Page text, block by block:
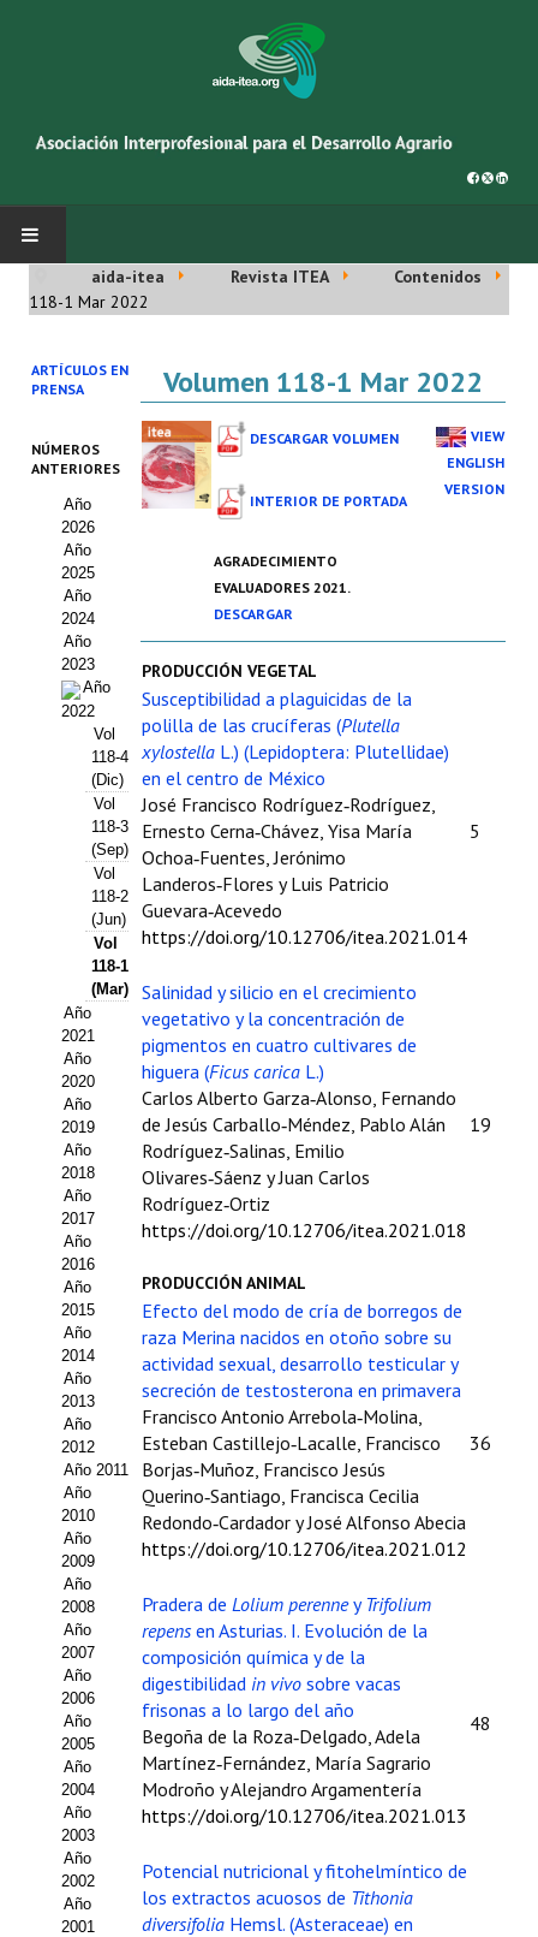
INICIO
Asociación AIDA
Cincuentenario AIDA
Organigrama
Estatutos
Hacerse socio
Noticias
Galería de Fotos
Web AIDA 2.0
REVISTA ITEA
Presentación ITEA
Equipo Editorial
Leer revista ITEA
Directrices para autores/as
Políticas Editoriales
Propuesta Volumen Especial
Sello Calidad FECYT
Premio Prensa Agraria
Buscador de Artículos
JORNADAS AIDA
Presentación Jornadas
Comunicaciones
Jornadas PAM 2026
Premio Jóvenes Investigadores
Buscador de Comunicaciones
Buscador de Comunicaciones
CONTACTO
BUSCADOR
aida-itea Revista ITEA
Contenidos
118-1 Mar 2022
ARTÍCULOS EN
PRENSA
NÚMEROS
ANTERIORES
Año
2026
Año
2025
Año
2024
Año
2023
Año
2022
Vol
118-4
(Dic)
Vol
118-3
(Sep)
Vol
118-2
(Jun)
Vol
118-1
(Mar)
Año
2021
Año
2020
Año
2019
Año
2018
Año
2017
Año
2016
Año
2015
Año
2014
Año
2013
Año
2012
Año 2011
Año
2010
Año
2009
Año
2008
Año
2007
Año
2006
Año
2005
Año
2004
Año
2003
Año
2002
Año
2001
Volumen 118-1 Mar 2022
DESCARGAR VOLUMEN
INTERIOR DE PORTADA
AGRADECIMIENTO
EVALUADORES 2021.
DESCARGAR
VIEW
ENGLISH
VERSION
PRODUCCIÓN VEGETAL
Susceptibilidad a plaguicidas de la
polilla de las crucíferas (Plutella
xylostella L.) (Lepidoptera: Plutellidae)
en el centro de México
José Francisco Rodríguez‑Rodríguez,
Ernesto Cerna‑Chávez, Yisa María
Ochoa‑Fuentes, Jerónimo
Landeros‑Flores y Luis Patricio
Guevara‑Acevedo
https://doi.org/10.12706/itea.2021.014
5
Salinidad y silicio en el crecimiento
vegetativo y la concentración de
pigmentos en cuatro cultivares de
higuera (Ficus carica L.)
Carlos Alberto Garza‑Alonso, Fernando
de Jesús Carballo‑Méndez, Pablo Alán
Rodríguez‑Salinas, Emilio
Olivares‑Sáenz y Juan Carlos
Rodríguez‑Ortiz
https://doi.org/10.12706/itea.2021.018
19
PRODUCCIÓN ANIMAL
Efecto del modo de cría de borregos de
raza Merina nacidos en otoño sobre su
actividad sexual, desarrollo testicular y
secreción de testosterona en primavera
Francisco Antonio Arrebola‑Molina,
Esteban Castillejo‑Lacalle, Francisco
Borjas‑Muñoz, Francisco Jesús
Querino‑Santiago, Francisca Cecilia
Redondo‑Cardador y José Alfonso Abecia
https://doi.org/10.12706/itea.2021.012
36
Pradera de Lolium perenneyTrifolium
repensen Asturias. I. Evolución de la
composición química y de la
digestibilidad in vivo sobre vacas
frisonas a lo largo del año
Begoña de la Roza‑Delgado, Adela
Martínez‑Fernández, María Sagrario
Modroño y Alejandro Argamentería
https://doi.org/10.12706/itea.2021.013
48
Potencial nutricional y fitohelmíntico de
los extractos acuosos de Tithonia
diversifolia Hemsl. (Asteraceae) en